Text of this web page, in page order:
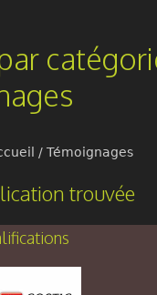
/ Témoignages
trouvée